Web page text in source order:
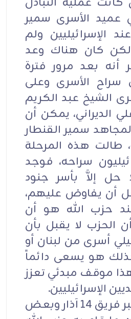
عميد الأسرى سمير
الإسرائيليين ولم
ولكن كان هناك وعد
بعد مرور فترة
سراح الأسرى وعلى
الشيخ عبد الكريم
الديراني، يمكن أن
سمير القنطار
طالت هذه المرحلة
سراحه، فوجد
حل إلاَّ بأسر جنود
أن يفاوض عليهم،
حزب الله هو أن
الحزب لا يقبل بأن
أسرى من لبنان أو
هو يسعى دائماً
موقف مبدئي تعزز
الإسرائيليين.
السؤال الثاني: اعتبر فريق 14 آذار وبعض